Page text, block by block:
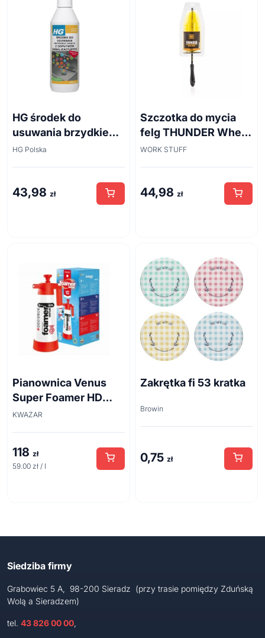
HG środek do
usuwania brzydkiego
zapachu z odpływów
HG Polska
43,98 zł
Szczotka do mycia
felg THUNDER Wheel
Brush 45cm
WORK STUFF
44,98 zł
Pianownica Venus
Super Foamer HD
acid line 2L
KWAZAR
118 zł
59.00 zł / l
Zakrętka fi 53 kratka
Browin
0,75 zł
Siedziba firmy
Grabowiec 5 A, 98-200 Sieradz (przy trasie pomiędzy Zduńską
Wolą a Sieradzem)
tel. 43 826 00 00,